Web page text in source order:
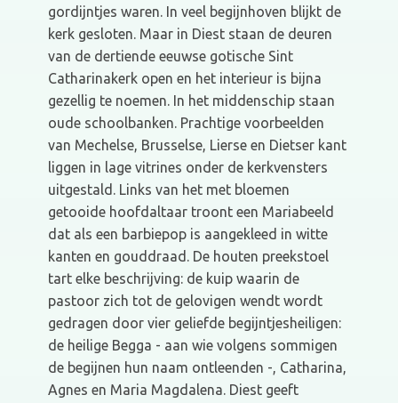
gordijntjes waren. In veel begijnhoven blijkt de
kerk gesloten. Maar in Diest staan de deuren
van de dertiende eeuwse gotische Sint
Catharinakerk open en het interieur is bijna
gezellig te noemen. In het middenschip staan
oude schoolbanken. Prachtige voorbeelden
van Mechelse, Brusselse, Lierse en Dietser kant
liggen in lage vitrines onder de kerkvensters
uitgestald. Links van het met bloemen
getooide hoofdaltaar troont een Mariabeeld
dat als een barbiepop is aangekleed in witte
kanten en gouddraad. De houten preekstoel
tart elke beschrijving: de kuip waarin de
pastoor zich tot de gelovigen wendt wordt
gedragen door vier geliefde begijntjesheiligen:
de heilige Begga - aan wie volgens sommigen
de begijnen hun naam ontleenden -, Catharina,
Agnes en Maria Magdalena. Diest geeft